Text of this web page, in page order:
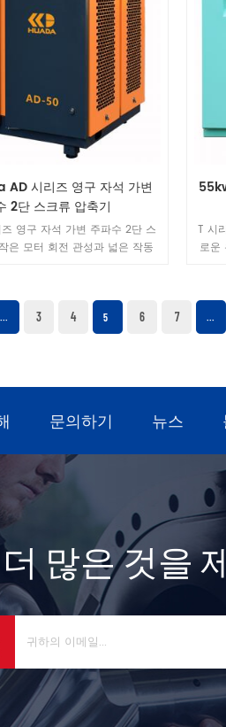
시리즈 영구 자석 가변
2단 스크류 압축기
영구 자석 가변 주파수 2단 스
은 모터 회전 관성과 넓은 작동
T 시
로운
... 3 4 5 6 7 ...
문의하기 뉴스
많은 것을